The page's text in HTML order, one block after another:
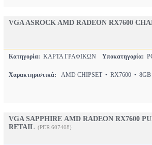
VGA ASROCK AMD RADEON RX7600
Κατηγορία: ΚΑΡΤΑ ΓΡΑΦΙΚΩΝ Υποκατηγορία:
Χαρακτηριστικά: AMD CHIPSET • RX7600 •
VGA SAPPHIRE AMD RADEON RX7600
RETAIL (PER.607408)